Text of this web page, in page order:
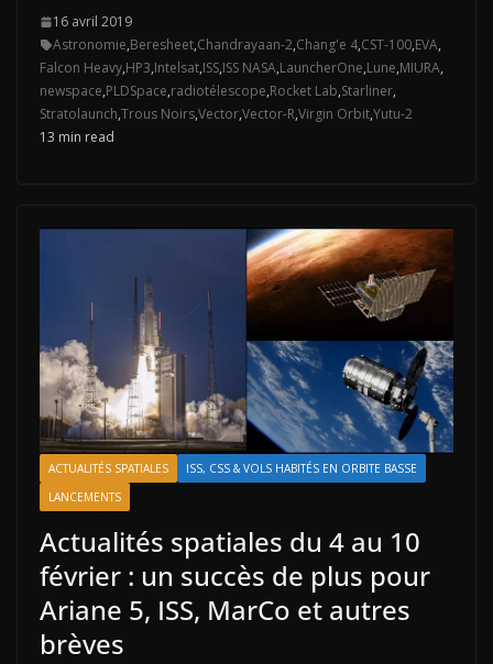
16 avril 2019
Astronomie,Beresheet,Chandrayaan-2,Chang'e 4,CST-100,EVA,
Falcon Heavy,HP3,Intelsat,ISS,ISS NASA,LauncherOne,Lune,MIURA,
newspace,PLDSpace,radiotélescope,Rocket Lab,Starliner,
Stratolaunch,Trous Noirs,Vector,Vector-R,Virgin Orbit,Yutu-2
13 min read
ACTUALITÉS SPATIALES
ISS, CSS & VOLS HABITÉS EN ORBITE BASSE
LANCEMENTS
Actualités spatiales du 4 au 10
février : un succès de plus pour
Ariane 5, ISS, MarCo et autres
brèves